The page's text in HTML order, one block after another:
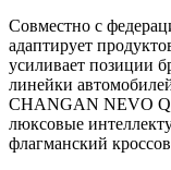
Совместно с
адаптирует
усиливает позиции
линейки
CHANGAN NEVO
люксовые
флагманский